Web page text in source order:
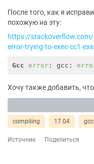
После того, как я
похожую на эту:
https://
error-trying-to-exec-cc1-
Gcc error : gcc:
Хочу также добавить,
compiling 17.04 gcc
Источник
Поделиться